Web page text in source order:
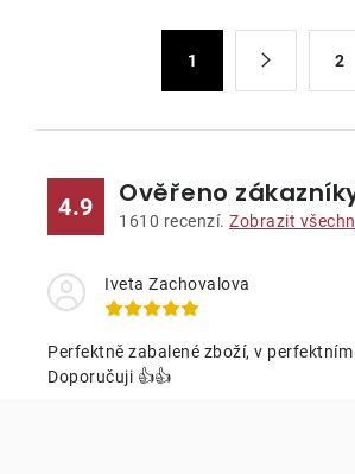
1 2
4.9 Ověřeno
1610 recenzí. Zobrazit
Iveta Zachovalova
Perfektně zabalené zboží, v
Doporučuji 👍👍